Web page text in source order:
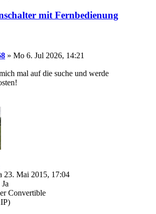
mit Fernbedienung
» Mo 6. Jul 2026, 14:21
mal auf die suche und werde
23. Mai 2015, 17:04
Ja
Convertible